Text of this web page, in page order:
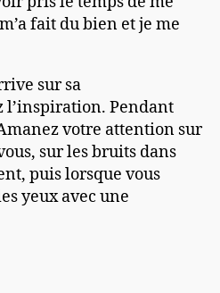
fait du bien et je me
sur sa
Pendant
votre attention sur
sur les bruits dans
puis lorsque vous
yeux avec une